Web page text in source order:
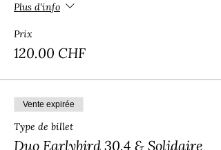
Plus d'info
Prix
120.00 CHF
Vente expirée
Type de billet
Duo Earlybird 30.4 & Solidaire